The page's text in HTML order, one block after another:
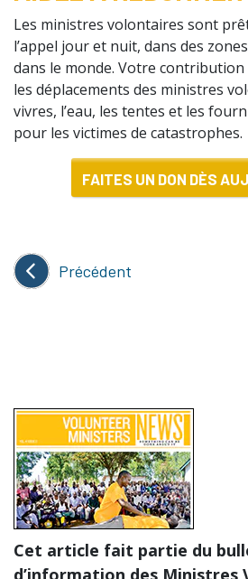
Les ministres volontaires sont
l’appel jour et nuit, dans des
dans le monde. Votre
les déplacements des ministres
vivres, l’eau, les tentes et les
pour les victimes de catastrophes.
FAITES UN DON DÈS
Précédent
Cet article fait partie du